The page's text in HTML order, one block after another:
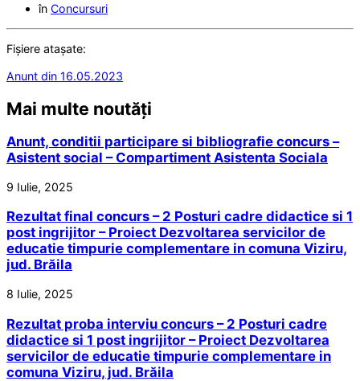
în Concursuri
Fișiere atașate:
Anunt din 16.05.2023
Mai multe noutăți
Anunt, conditii participare si bibliografie concurs –
Asistent social – Compartiment Asistenta Sociala
9 Iulie, 2025
Rezultat final concurs – 2 Posturi cadre didactice si 1
post ingrijitor – Proiect Dezvoltarea servicilor de
educatie timpurie complementare in comuna Viziru,
jud. Brăila
8 Iulie, 2025
Rezultat proba interviu concurs – 2 Posturi cadre
didactice si 1 post ingrijitor – Proiect Dezvoltarea
servicilor de educatie timpurie complementare in
comuna Viziru, jud. Brăila